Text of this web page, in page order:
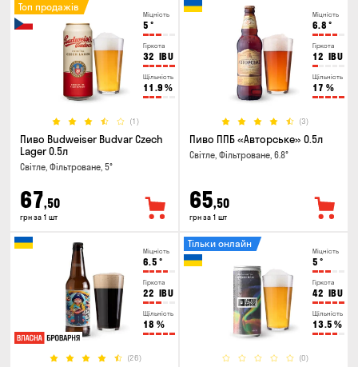
Міцність
5 °
Гіркота
32 IBU
Щільність
11.9 %
(1)
Топ продажів
Пиво Budweiser Budvar Czech
Lager 0.5л
Світле, Фільтроване, 5°
67,50
грн за 1 шт
Міцність
6.8 °
Гіркота
12 IBU
Щільність
17 %
(3)
Пиво ППБ «Авторське» 0.5л
Світле, Фільтроване, 6.8°
65,50
грн за 1 шт
Міцність
6.5 °
Гіркота
22 IBU
Щільність
18 %
(26)
Міцність
5 °
Гіркота
42 IBU
Щільність
13.5 %
(0)
Тільки онлайн